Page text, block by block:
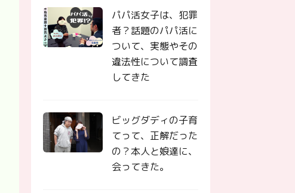
パパ活女子は、犯罪
者？話題のパパ活に
ついて、実態やその
違法性について調査
してきた
ビッグダディの子育
てって、正解だった
の？本人と娘達に、
会ってきた。